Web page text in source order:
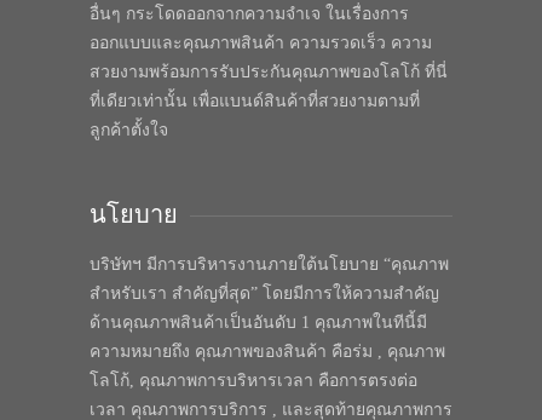
อื่นๆ กระโดดออกจากความจำเจ ในเรื่องการ
ออกแบบและคุณภาพสินค้า ความรวดเร็ว ความ
สวยงามพร้อมการรับประกันคุณภาพของโลโก้ ที่นี่
ที่เดียวเท่านั้น เพื่อแบนด์สินค้าที่สวยงามตามที่
ลูกค้าตั้งใจ
นโยบาย
บริษัทฯ มีการบริหารงานภายใต้นโยบาย “คุณภาพ
สำหรับเรา สำคัญที่สุด” โดยมีการให้ความสำคัญ
ด้านคุณภาพสินค้าเป็นอันดับ 1 คุณภาพในทีนี้มี
ความหมายถึง คุณภาพของสินค้า คือร่ม , คุณภาพ
โลโก้, คุณภาพการบริหารเวลา คือการตรงต่อ
เวลา คุณภาพการบริการ , และสุดท้ายคุณภาพการ